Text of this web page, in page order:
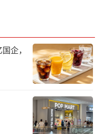
铺子升级特价超
贩零食平台的调研
经开始或计划转型
门店的区域代表性
升级，整个量贩零
。
企，